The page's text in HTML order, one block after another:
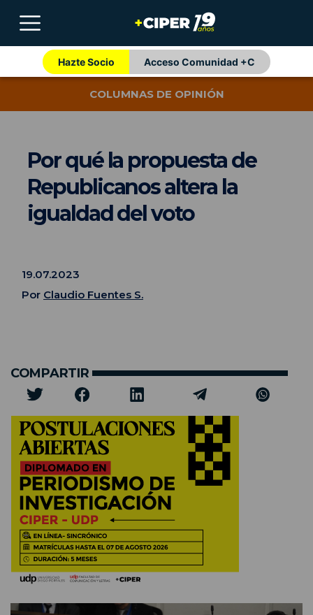
Hazte Socio Acceso Comunidad +C
COLUMNAS DE OPINIÓN
Por qué la propuesta de
Republicanos altera la
igualdad del voto
19.07.2023
Por Claudio Fuentes S.
COMPARTIR